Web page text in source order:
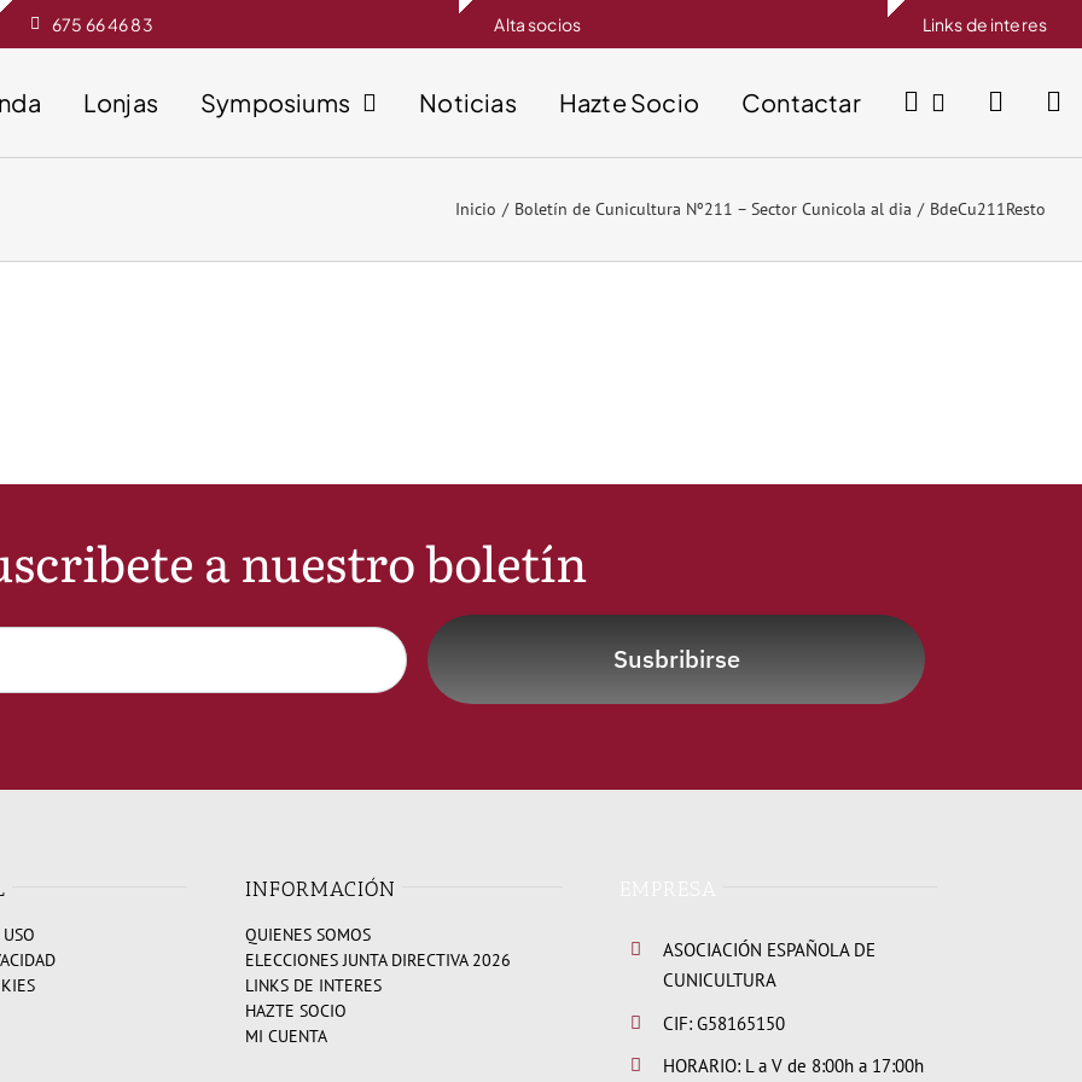
675 66 46 83 Alta socios Links de interes
Lonjas Symposiums Noticias Hazte Socio Contactar
Inicio Boletín de Cunicultura Nº211 – Sector Cunicola al dia BdeCu211Resto
a nuestro boletín
Susbribirse
INFORMACIÓN
QUIENES SOMOS
ELECCIONES JUNTA DIRECTIVA 2026
LINKS DE INTERES
HAZTE SOCIO
MI CUENTA
ASOCIACIÓN ESPAÑOLA DE
CUNICULTURA
CIF: G58165150
HORARIO: L a V de 8:00h a 17:00h